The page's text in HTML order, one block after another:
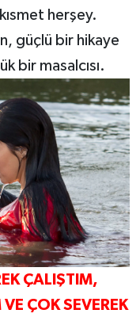
herşey.
güçlü bir hikaye
bir masalcısı.
ÇALIŞTIM,
ÇOK SEVEREK